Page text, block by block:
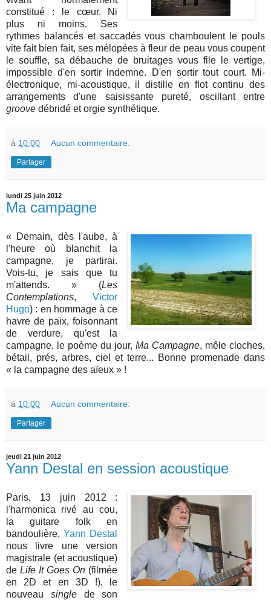
constitué : le cœur. Ni
plus ni moins. Ses
rythmes balancés et saccadés vous chamboulent le pouls
vite fait bien fait, ses mélopées à fleur de peau vous coupent
le souffle, sa débauche de bruitages vous file le vertige,
impossible d'en sortir indemne. D'en sortir tout court. Mi-
électronique, mi-acoustique, il distille en flot continu des
arrangements d'une saisissante pureté, oscillant entre
groove débridé et orgie synthétique.
à 10:00 Aucun commentaire:
Partager
lundi 25 juin 2012
Ma campagne
« Demain, dès l'aube, à
l'heure où blanchit la
campagne, je partirai.
Vois-tu, je sais que tu
m'attends. » (Les
Contemplations,Victor
Hugo) : en hommage à ce
havre de paix, foisonnant
de verdure, qu'est la
campagne, le poème du jour, Ma Campagne, mêle cloches,
bétail, prés, arbres, ciel et terre... Bonne promenade dans
« la campagne des aïeux » !
à 10:00 Aucun commentaire:
Partager
jeudi 21 juin 2012
Yann Destal en session acoustique
Paris, 13 juin 2012 :
l'harmonica rivé au cou,
la guitare folk en
bandoulière,Yann Destal
nous livre une version
magistrale (et acoustique)
deLife It Goes On (filmée
en 2D et en 3D !), le
nouveau singlede son